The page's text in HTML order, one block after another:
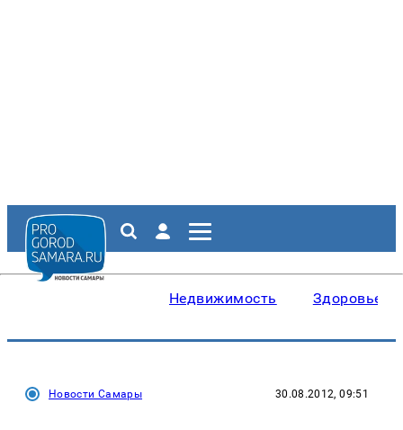
Недвижимость Здоровье
Новости Самары 30.08.2012, 09:51